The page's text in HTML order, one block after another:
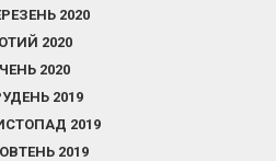
2020
2020
2020
2019
2019
2019